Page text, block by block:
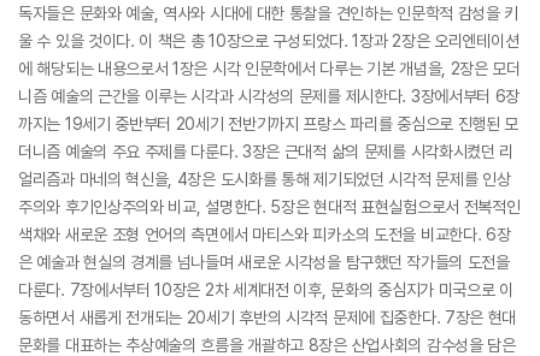
독자들은 문화와 예술, 역사와 시대에 대한 통찰을 견인하는 인문학적 감성을 키
울 수 있을 것이다. 이 책은 총 10장으로 구성되었다. 1장과 2장은 오리엔테이션
에 해당되는 내용으로서 1장은 시각 인문학에서 다루는 기본 개념을, 2장은 모더
니즘 예술의 근간을 이루는 시각과 시각성의 문제를 제시한다. 3장에서부터 6장
까지는 19세기 중반부터 20세기 전반기까지 프랑스 파리를 중심으로 진행된 모
더니즘 예술의 주요 주제를 다룬다. 3장은 근대적 삶의 문제를 시각화시켰던 리
얼리즘과 마네의 혁신을, 4장은 도시화를 통해 제기되었던 시각적 문제를 인상
주의와 후기인상주의와 비교, 설명한다. 5장은 현대적 표현실험으로서 전복적인
색채와 새로운 조형 언어의 측면에서 마티스와 피카소의 도전을 비교한다. 6장
은 예술과 현실의 경계를 넘나들며 새로운 시각성을 탐구했던 작가들의 도전을
다룬다. 7장에서부터 10장은 2차 세계대전 이후, 문화의 중심지가 미국으로 이
동하면서 새롭게 전개되는 20세기 후반의 시각적 문제에 집중한다. 7장은 현대
문화를 대표하는 추상예술의 흐름을 개괄하고 8장은 산업사회의 감수성을 담은